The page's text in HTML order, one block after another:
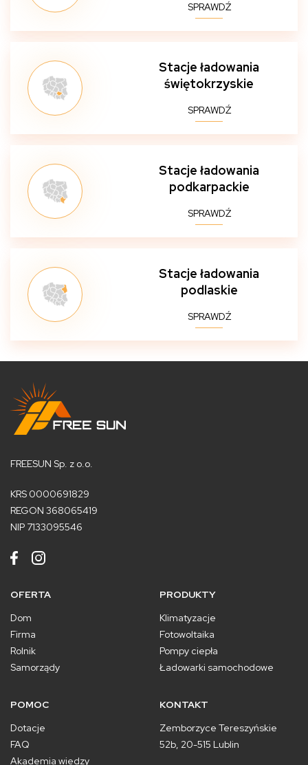
SPRAWDŹ
Stacje ładowania
świętokrzyskie
SPRAWDŹ
Stacje ładowania
podkarpackie
SPRAWDŹ
Stacje ładowania
podlaskie
SPRAWDŹ
FREESUN Sp. z o.o.
KRS 0000691829
REGON 368065419
NIP 7133095546
OFERTA
Dom
Firma
Rolnik
Samorządy
PRODUKTY
Klimatyzacje
Fotowoltaika
Pompy ciepła
Ładowarki samochodowe
POMOC
Dotacje
FAQ
Akademia wiedzy
KONTAKT
Zemborzyce Tereszyńskie
52b, 20-515 Lublin